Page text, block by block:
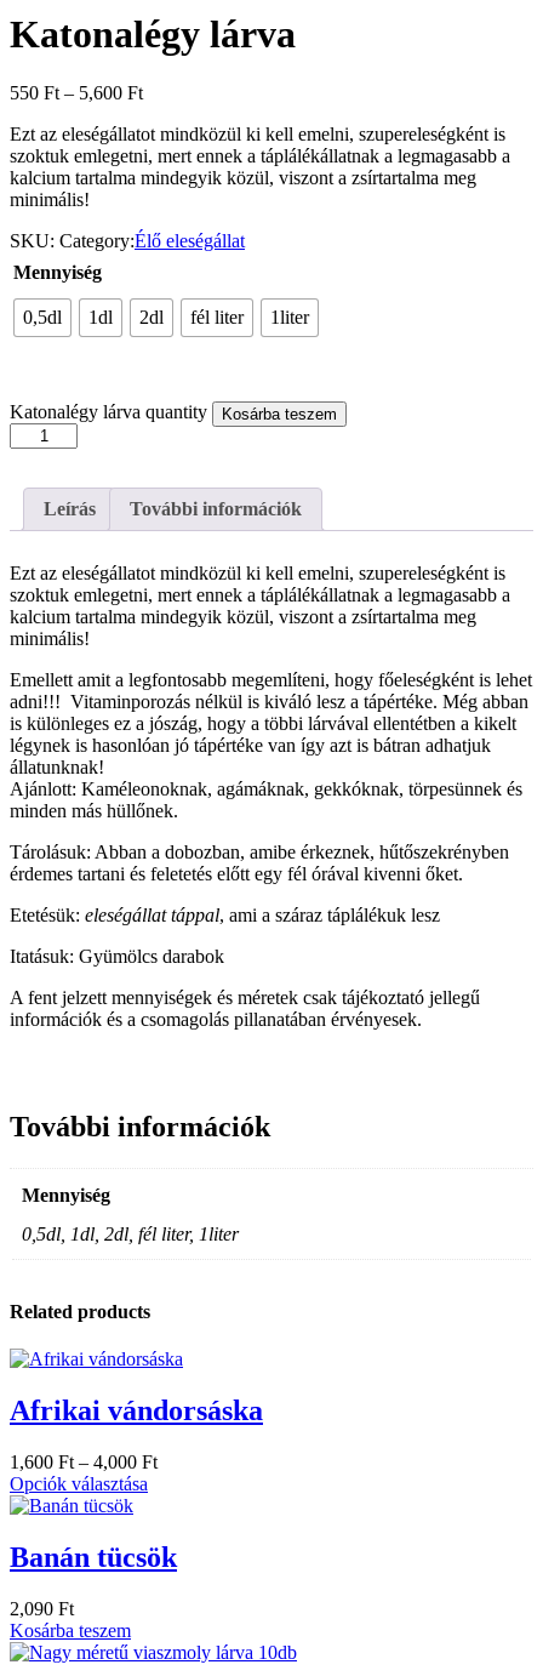
Katonalégy lárva
550 Ft – 5,600 Ft
Ezt az eleségállatot mindközül ki kell emelni, szupereleségként is
szoktuk emlegetni, mert ennek a táplálékállatnak a legmagasabb a
kalcium tartalma mindegyik közül, viszont a zsírtartalma meg
minimális!
SKU: Category:Élő eleségállat
Mennyiség
0,5dl 1dl 2dl fél liter 1liter
Katonalégy lárva quantity Kosárba teszem
Leírás További információk
Ezt az eleségállatot mindközül ki kell emelni, szupereleségként is
szoktuk emlegetni, mert ennek a táplálékállatnak a legmagasabb a
kalcium tartalma mindegyik közül, viszont a zsírtartalma meg
minimális!
Emellett amit a legfontosabb megemlíteni, hogy főeleségként is lehet
adni!!! Vitaminporozás nélkül is kiváló lesz a tápértéke. Még abban
is különleges ez a jószág, hogy a többi lárvával ellentétben a kikelt
légynek is hasonlóan jó tápértéke van így azt is bátran adhatjuk
állatunknak!
Ajánlott: Kaméleonoknak, agámáknak, gekkóknak, törpesünnek és
minden más hüllőnek.
Tárolásuk: Abban a dobozban, amibe érkeznek, hűtőszekrényben
érdemes tartani és feletetés előtt egy fél órával kivenni őket.
Etetésük: eleségállat táppal, ami a száraz táplálékuk lesz
Itatásuk: Gyümölcs darabok
A fent jelzett mennyiségek és méretek csak tájékoztató jellegű
információk és a csomagolás pillanatában érvényesek.
További információk
Mennyiség
0,5dl, 1dl, 2dl, fél liter, 1liter
Related products
Afrikai vándorsáska
1,600 Ft – 4,000 Ft
Opciók választása
Banán tücsök
2,090 Ft
Kosárba teszem